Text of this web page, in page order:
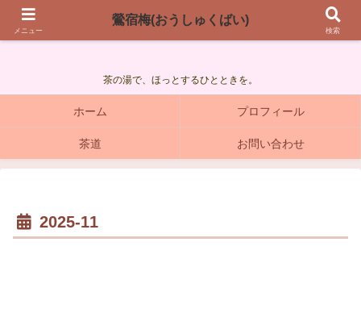
鶯宿梅(おうしゅくばい)
茶の湯で、ほっとするひとときを。
ホーム プロフィール
茶道 お問い合わせ
2025-11
メニュー
鶯宿梅(おうしゅくばい)
検索